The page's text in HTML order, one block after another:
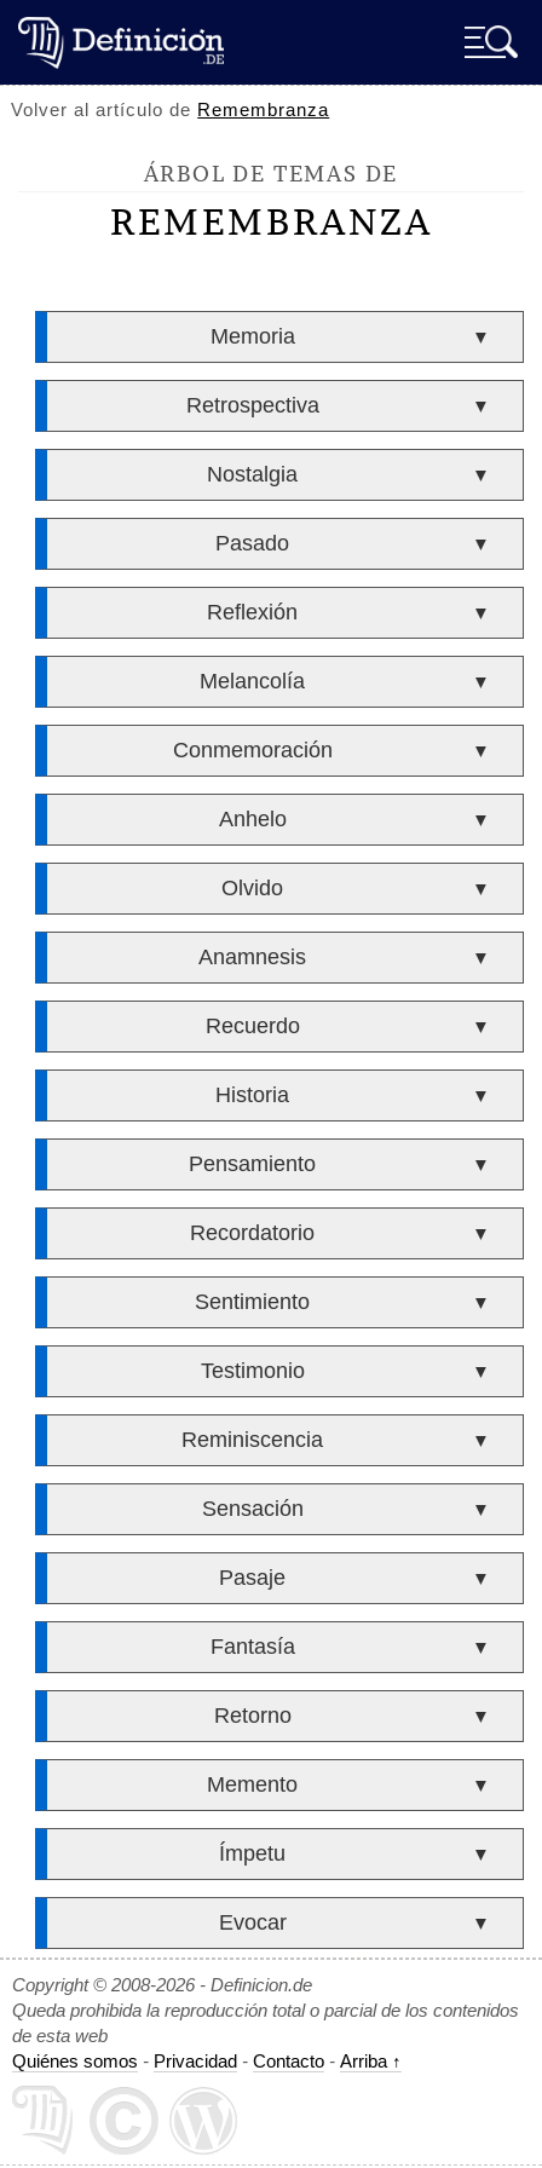
Volver al artículo de Remembranza
ÁRBOL DE TEMAS DE
REMEMBRANZA
Memoria ▼
Retrospectiva ▼
Nostalgia ▼
Pasado ▼
Reflexión ▼
Melancolía ▼
Conmemoración ▼
Anhelo ▼
Olvido ▼
Anamnesis ▼
Recuerdo ▼
Historia ▼
Pensamiento ▼
Recordatorio ▼
Sentimiento ▼
Testimonio ▼
Reminiscencia ▼
Sensación ▼
Pasaje ▼
Fantasía ▼
Retorno ▼
Memento ▼
Ímpetu ▼
Evocar ▼
Copyright © 2008-2026 - Definicion.de
Queda prohibida la reproducción total o parcial de los contenidos
de esta web
Quiénes somos - Privacidad - Contacto - Arriba ↑